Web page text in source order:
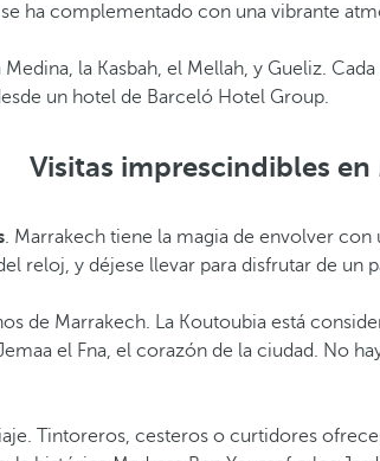
ha complementado con una vibrante
la Kasbah, el Mellah, y Gueliz.
un hotel de Barceló Hotel Group.
Visitas imprescindibles en
. Marrakech tiene la magia de envolver con
reloj, y déjese llevar para disfrutar de un
de Marrakech. La Koutoubia está
el Fna, el corazón de la ciudad. No
Tintoreros, cesteros o curtidores